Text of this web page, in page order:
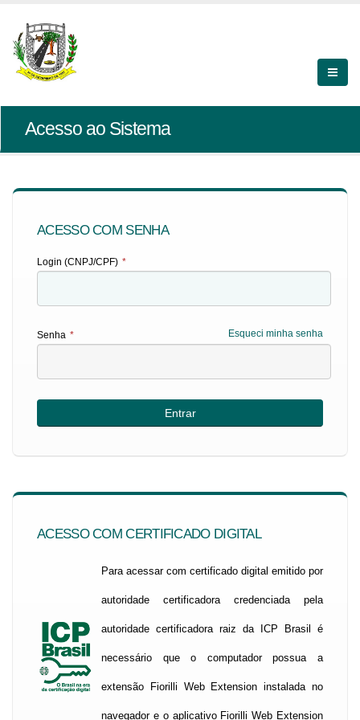
Acesso ao Sistema
ACESSO COM SENHA
Login (CNPJ/CPF) *
Esqueci minha senha
Senha *
ACESSO COM CERTIFICADO DIGITAL
Para acessar com certificado digital emitido por
autoridade certificadora credenciada pela
autoridade certificadora raiz da ICP Brasil é
necessário que o computador possua a
extensão Fiorilli Web Extension instalada no
navegador e o aplicativo Fiorilli Web Extension